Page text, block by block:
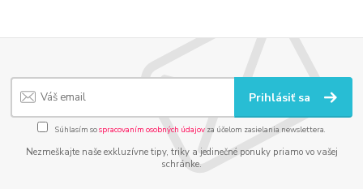
Prihlásiť sa
Súhlasím sospracovaním osobných údajov za účelom zasielania newslettera.
Nezmeškajte naše exkluzívne tipy, triky a jedinečné ponuky priamo vo vašej
schránke.